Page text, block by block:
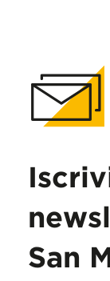
San